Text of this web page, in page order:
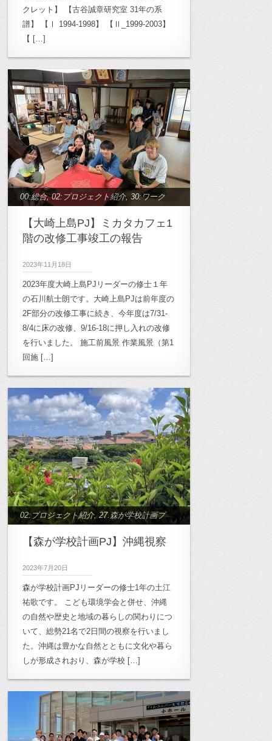
学校再生計画
,24:TokyoDesignersWeek,
25:奈良プロジェクト,
26:小豆島プロジェ
クト, 27.森が学校計画プロジェクト
森が学校計画プロジェクト,30:ワークシ
ョップ
31:OB/OG,32: ル・コルビュジ
エプロジェクト,
33: 菊竹清訓プロジェク
ト,Archives,archive_00:総合,
archive_02:半透明空間研究,archive_03:
木質空間研究,archive_10:月影プロジェ
クト,archive_11:高崎市立桜山小学校,
archive_12:雲南プロジェクト
archive_13:キャンパス計画,archive_14:
アートトリエンナーレ
,archive_2011年,
archive_修士計画,archive_卒業論文
毛プロジェクト
月影・鋸南プロジェクト
森家具プロジ
ェクト,次世代医療研究会 ,田野畑村支
援,美濃加茂プロジェクト, 鋸南プロジェ
クト ,養老プロジェクト
クレット】 【古谷誠章研究室 31年の系
譜】 【Ⅰ 1994-1998】 【Ⅱ_1999-2003】
【 […]
00:総合,02:プロジェクト紹介,30:ワーク
【大崎上島PJ】ミカタカフェ1
階の改修工事竣工の報告
2023年11月18日
2023年度大崎上島PJリーダーの修士１年
の石川航士朗です。大崎上島PJは前年度の
2F部分の改修工事に続き、今年度は7/31-
8/4に床の改修、9/16-18に押し入れの改修
を行いました。 施工前風景 作業風景（第1
回施 […]
02:プロジェクト紹介,27.森が学校計画プ
【森が学校計画PJ】沖縄視察
2023年7月20日
森が学校計画PJリーダーの修士1年の土江
祐歌です。 こども環境学会と併せ、沖縄
の自然や歴史と地域の暮らしの関わりにつ
いて、総勢21名で2日間の視察を行いまし
た。沖縄は豊かな自然とともに文化や暮ら
しが形成されおり、森が学校 […]